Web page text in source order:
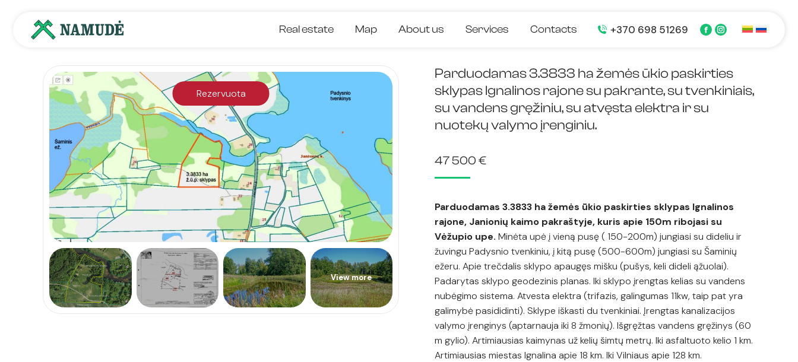
Real estate Map About us Services Contacts +370 698 51269
Facebook
in
new
window
Instagram
in
new
window
Rezervuota
View more
Parduodamas 3.3833 ha žemės ūkio paskirties
sklypas Ignalinos rajone su pakrante, su tvenkiniais,
su vandens gręžiniu, su atvęsta elektra ir su
nuotekų valymo įrenginiu.
47 500 €
Parduodamas 3.3833 ha žemės ūkio paskirties sklypas Ignalinos
rajone, Janionių kaimo pakraštyje, kuris apie 150m ribojasi su
Vėžupio upe. Minėta upė į vieną pusę ( 150-200m) jungiasi su dideliu ir
žuvingu Padysnio tvenkiniu, į kitą pusę (500-600m) jungiasi su Šaminių
ežeru. Apie trečdalis sklypo apaugęs mišku (pušys, keli dideli ąžuolai).
Padarytas sklypo geodezinis planas. Iki sklypo įrengtas kelias su vandens
nubėgimo sistema. Atvesta elektra (trifazis, galingumas 11kw, taip pat yra
galimybė pasididinti). Sklype iškasti du tvenkiniai. Įrengtas kanalizacijos
valymo įrenginys (aptarnauja iki 8 žmonių). Išgręžtas vandens gręžinys (60
m gylio). Artimiausias kaimynas už kelių šimtų metrų. Iki asfaltuoto kelio 1 km.
Artimiausias miestas Ignalina apie 18 km. Iki Vilniaus apie 128 km.